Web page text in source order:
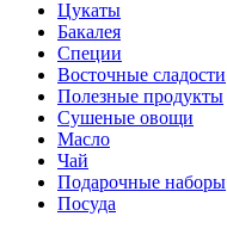
Цукаты
Бакалея
Специи
Восточные сладости
Полезные продукты
Сушеные овощи
Масло
Чай
Подарочные наборы
Посуда